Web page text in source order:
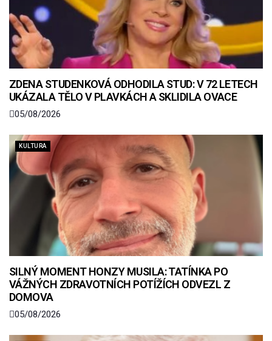
ZDENA STUDENKOVÁ ODHODILA STUD: V 72 LETECH
UKÁZALA TĚLO V PLAVKÁCH A SKLIDILA OVACE
05/08/2026
KULTURA
SILNÝ MOMENT HONZY MUSILA: TATÍNKA PO
VÁŽNÝCH ZDRAVOTNÍCH POTÍŽÍCH ODVEZL Z
DOMOVA
05/08/2026